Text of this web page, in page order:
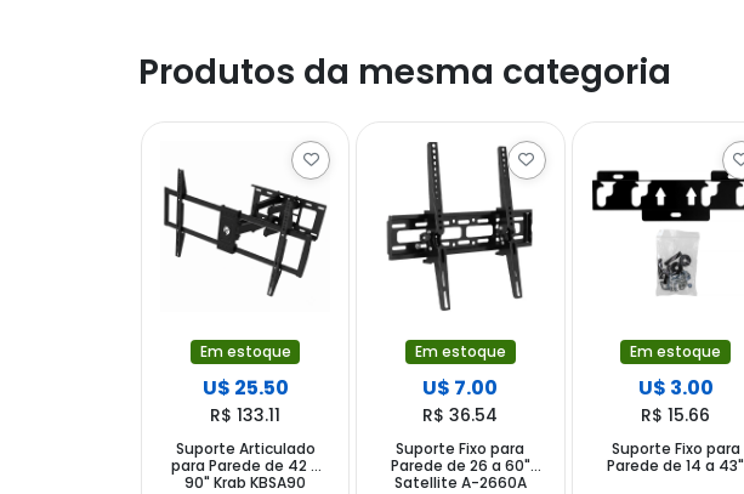
Produtos da mesma categoria
Em estoque
U$ 25.50
R$ 133.11
Suporte Articulado
para Parede de 42 a
90" Krab KBSA90
Em estoque
U$ 7.00
R$ 36.54
Suporte Fixo para
Parede de 26 a 60"
Satellite A-2660A
Em estoque
U$ 3.00
R$ 15.66
Suporte Fixo para
Parede de 14 a 43"